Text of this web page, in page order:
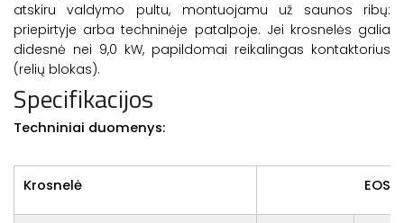
atskiru valdymo pultu, montuojamu už saunos ribų:
priepirtyje arba techninėje patalpoje. Jei krosnelės galia
didesnė nei 9,0 kW, papildomai reikalingas kontaktorius
(relių blokas).
Specifikacijos
Techniniai duomenys:
Krosnelė EOS